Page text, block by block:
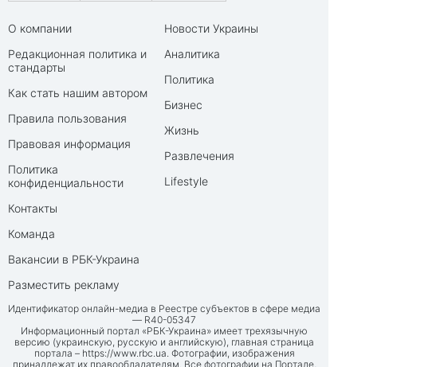
О компании
Редакционная политика и
стандарты
Как стать нашим автором
Правила пользования
Правовая информация
Политика
конфиденциальности
Контакты
Команда
Вакансии в РБК-Украина
Разместить рекламу
Новости Украины
Аналитика
Политика
Бизнес
Жизнь
Развлечения
Lifestyle
Идентификатор онлайн-медиа в Реестре субъектов в сфере медиа
— R40-05347
Информационный портал «РБК-Украина» имеет трехязычную
версию (украинскую, русскую и английскую), главная страница
портала – https://www.rbc.ua. Фотографии, изображения
принадлежат их правообладателям. Все фотографии на Портале,